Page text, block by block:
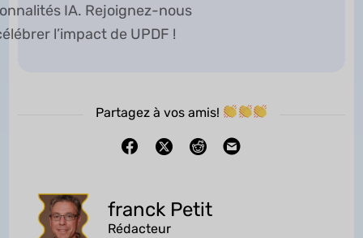
IA. Rejoignez-nous
l’impact de UPDF !
Partagez à vos amis!
franck Petit
Rédacteur